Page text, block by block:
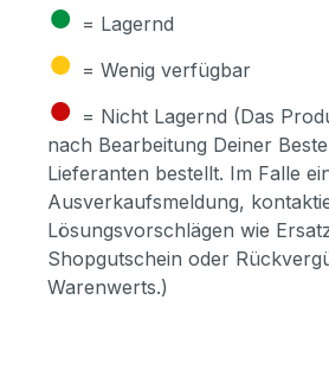
● = Lagernd
● = Wenig verfügbar
● = Nicht Lagernd (Das
nach Bearbeitung Deiner
Lieferanten bestellt. Im Falle
Ausverkaufsmeldung,
Lösungsvorschlägen wie
Shopgutschein oder
Warenwerts.)